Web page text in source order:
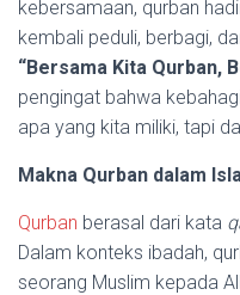
kebersamaan, qurban
kembali peduli, berbagi,
“Bersama Kita Qurban,
pengingat bahwa
apa yang kita miliki, tapi
Makna Qurban dalam
Qurban berasal dari kata
Dalam konteks ibadah,
seorang Muslim kepada